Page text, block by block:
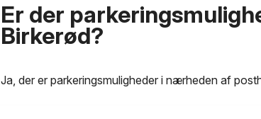
Er der
Birkerød?
Ja, der er parkeringsmuligheder i nærheden af